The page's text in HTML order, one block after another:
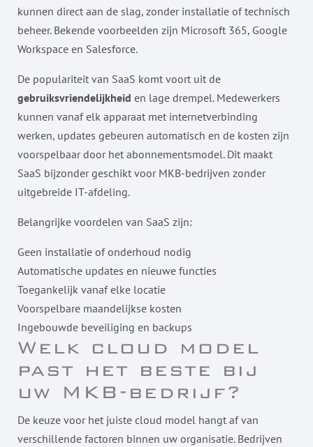
kunnen direct aan de slag, zonder installatie of technisch
beheer. Bekende voorbeelden zijn Microsoft 365, Google
Workspace en Salesforce.
De populariteit van SaaS komt voort uit de
gebruiksvriendelijkheid en lage drempel. Medewerkers
kunnen vanaf elk apparaat met internetverbinding
werken, updates gebeuren automatisch en de kosten zijn
voorspelbaar door het abonnementsmodel. Dit maakt
SaaS bijzonder geschikt voor MKB-bedrijven zonder
uitgebreide IT-afdeling.
Belangrijke voordelen van SaaS zijn:
Geen installatie of onderhoud nodig
Automatische updates en nieuwe functies
Toegankelijk vanaf elke locatie
Voorspelbare maandelijkse kosten
Ingebouwde beveiliging en backups
Welk cloud model
past het beste bij
uw MKB-bedrijf?
De keuze voor het juiste cloud model hangt af van
verschillende factoren binnen uw organisatie. Bedrijven